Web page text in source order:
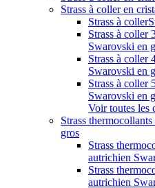
Strass à coller en
Strass à
Strass à coller
Swarovski en
Strass à coller
Swarovski en
Strass à coller
Swarovski en
Voir toutes les
Strass
gros
Strass
autrichien
Strass
autrichien